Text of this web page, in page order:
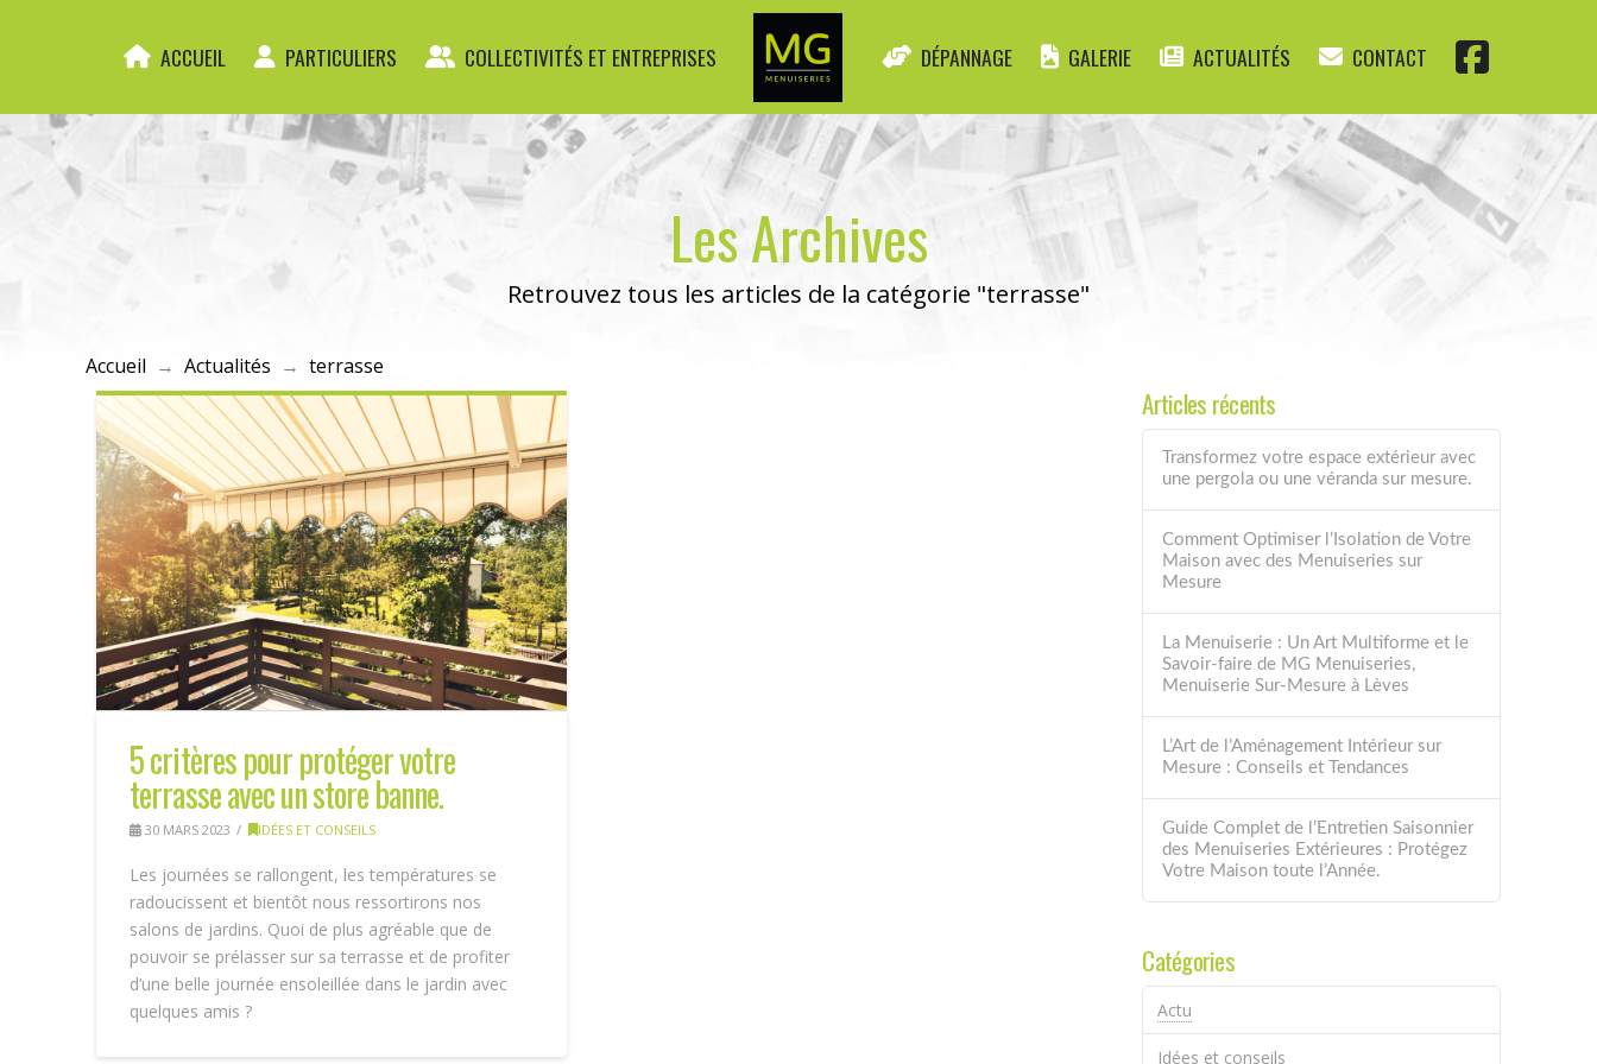
ACCUEIL PARTICULIERS COLLECTIVITÉS ET ENTREPRISES DÉPANNAGE GALERIE ACTUALITÉS CONTACT
Les Archives
Retrouvez tous les articles de la catégorie "terrasse"
Accueil → Actualités → terrasse
5 critères pour protéger votre
terrasse avec un store banne.
30 MARS 2023 IDÉES ET CONSEILS
Les journées se rallongent, les températures se
radoucissent et bientôt nous ressortirons nos
salons de jardins. Quoi de plus agréable que de
pouvoir se prélasser sur sa terrasse et de profiter
d’une belle journée ensoleillée dans le jardin avec
quelques amis ?
Articles récents
Transformez votre espace extérieur avec
une pergola ou une véranda sur mesure.
Comment Optimiser l’Isolation de Votre
Maison avec des Menuiseries sur
Mesure
La Menuiserie : Un Art Multiforme et le
Savoir-faire de MG Menuiseries,
Menuiserie Sur-Mesure à Lèves
L’Art de l’Aménagement Intérieur sur
Mesure : Conseils et Tendances
Guide Complet de l’Entretien Saisonnier
des Menuiseries Extérieures : Protégez
Votre Maison toute l’Année.
Catégories
Actu
Idées et conseils